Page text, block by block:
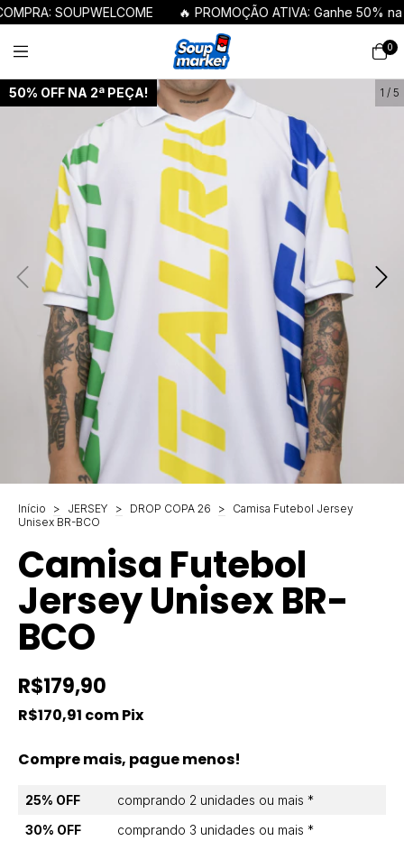
SOUPWELCOME 🔥 PROMOÇÃO ATIVA: Ganhe 50% na
0
50% OFF NA 2ª PEÇA! 1 / 5
Início > JERSEY > DROP COPA 26 >
Camisa Futebol Jersey
Unisex BR-BCO
Camisa Futebol
Jersey Unisex BR-
BCO
R$179,90
R$170,91 comPix
Compre mais, pague menos!
25% OFF
comprando 2 unidades ou mais *
30% OFF
comprando 3 unidades ou mais *